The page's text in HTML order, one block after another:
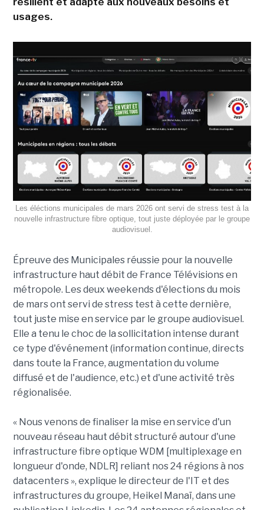
usages.
Les éléctions municipales de mars 2026 ont servi de stress test à la
nouvelle infrastructure fibre optique, tout juste déployée par le groupe
audiovisuel.
Épreuve des Municipales réussie pour la nouvelle
infrastructure haut débit de France Télévisions en
métropole. Les deux weekends d'élections du mois
de mars ont servi de stress test à cette dernière,
tout juste mise en service par le groupe audiovisuel.
Elle a tenu le choc de la sollicitation intense durant
ce type d'événement (information continue, directs
dans toute la France, augmentation du volume
diffusé et de l'audience, etc.) et d'une activité très
régionalisée.
« Nous venons de finaliser la mise en service d'un
nouveau réseau haut débit structuré autour d'une
infrastructure fibre optique WDM [multiplexage en
longueur d'onde, NDLR] reliant nos 24 régions à nos
datacenters », explique le directeur de l'IT et des
infrastructures du groupe, Heikel Manaï, dans une